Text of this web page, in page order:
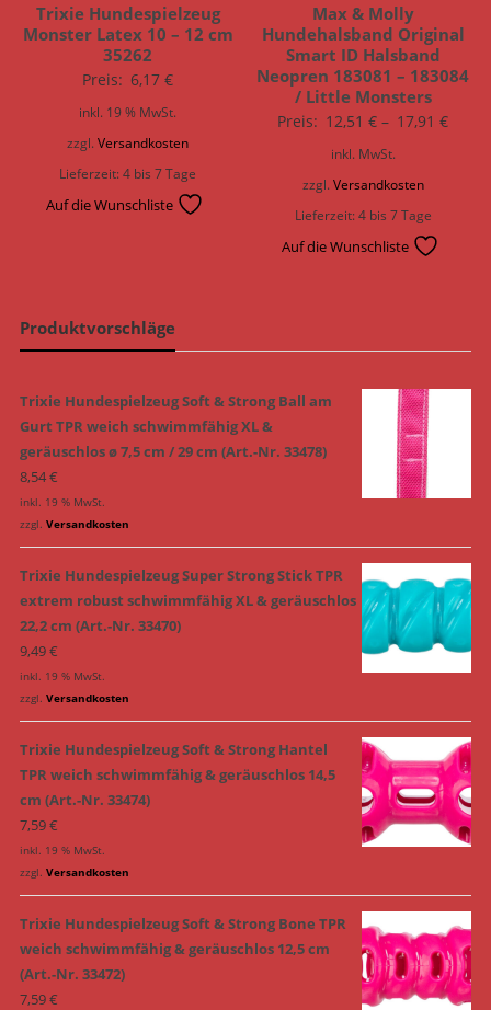
Trixie Hundespielzeug
Monster Latex 10 – 12 cm
35262
Preis: 6,17€
inkl. 19 % MwSt.
zzgl.Versandkosten
Lieferzeit:4 bis 7 Tage
Auf die Wunschliste
Max & Molly
Hundehalsband Original
Smart ID Halsband
Neopren 183081 – 183084
/ Little Monsters
Preis: 12,51€ – 17,91€
inkl. MwSt.
zzgl. Versandkosten
Lieferzeit:4 bis 7 Tage
Auf die Wunschliste
Produktvorschläge
Trixie Hundespielzeug Soft & Strong Ball am
Gurt TPR weich schwimmfähig XL &
geräuschlos ø 7,5 cm / 29 cm (Art.-Nr. 33478)
8,54€
inkl. 19 % MwSt.
zzgl. Versandkosten
Trixie Hundespielzeug Super Strong Stick TPR
extrem robust schwimmfähig XL & geräuschlos
22,2 cm (Art.-Nr. 33470)
9,49€
inkl. 19 % MwSt.
zzgl. Versandkosten
Trixie Hundespielzeug Soft & Strong Hantel
TPR weich schwimmfähig & geräuschlos 14,5
cm (Art.-Nr. 33474)
7,59€
inkl. 19 % MwSt.
zzgl. Versandkosten
Trixie Hundespielzeug Soft & Strong Bone TPR
weich schwimmfähig & geräuschlos 12,5 cm
(Art.-Nr. 33472)
7,59€